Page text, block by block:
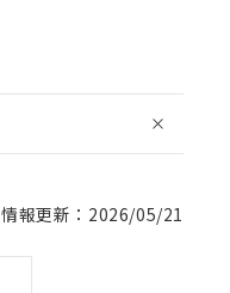
情報更新：2026/05/21